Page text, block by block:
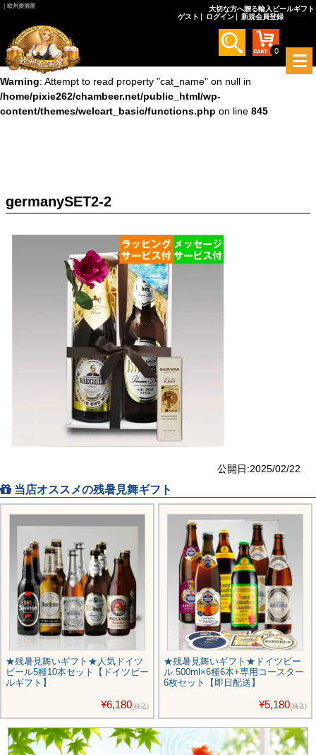
/home/pixie262/chambeer.net/public_html/wp-
content/themes/welcart_basic/functions.php
on line 845
Warning: Attempt to read property "cat_name" on null in
/home/pixie262/chambeer.net/public_html/wp-
content/themes/welcart_basic/functions.php on line 845
｜欧州麦酒屋
大切な方へ贈る輸入ビールギフト
ゲスト
ログイン 新規会員登録
0
メ
ニ
germanySET2-2
公開日:2025/02/22
当店オススメの残暑見舞ギフト
★残暑見舞いギフト★人気ドイツ
ビール5種10本セット【ドイツビー
ルギフト】
¥6,180(税込)
★残暑見舞いギフト★ドイツビー
ル 500ml×6種6本+専用コースター
6枚セット【即日配送】
¥5,180(税込)